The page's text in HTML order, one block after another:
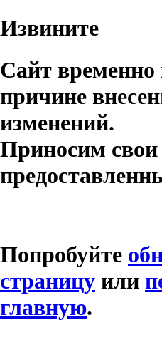
Извините
Сайт временно
причине
изменений.
Приносим свои
Попробуйте
страницу или
главную.